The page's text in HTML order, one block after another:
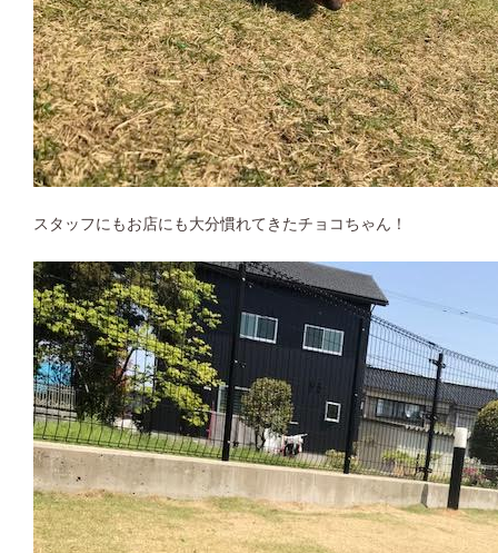
スタッフにもお店にも大分慣れてきたチョコちゃん！